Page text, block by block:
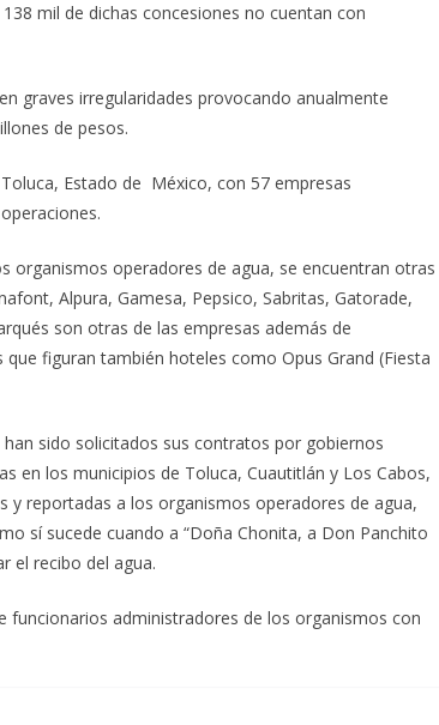
mil de dichas concesiones no cuentan con
graves irregularidades provocando anualmente
de pesos.
Estado de México, con 57 empresas
organismos operadores de agua, se encuentran otras
Alpura, Gamesa, Pepsico, Sabritas, Gatorade,
son otras de las empresas además de
figuran también hoteles como Opus Grand (Fiesta
sido solicitados sus contratos por gobiernos
en los municipios de Toluca, Cuautitlán y Los Cabos,
y reportadas a los organismos operadores de agua,
sí sucede cuando a “Doña Chonita, a Don Panchito
el recibo del agua.
administradores de los organismos con